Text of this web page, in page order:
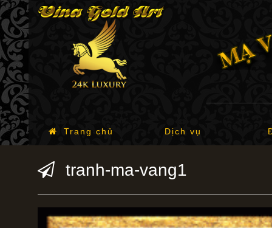
Trang chủ Dịch vụ
tranh-ma-vang1